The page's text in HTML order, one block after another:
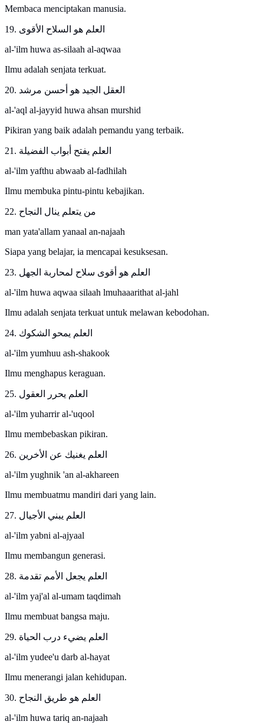
Membaca menciptakan manusia.
19. العلم هو السلاح الأقوى
al-'ilm huwa as-silaah al-aqwaa
Ilmu adalah senjata terkuat.
20. العقل الجيد هو أحسن مرشد
al-'aql al-jayyid huwa ahsan murshid
Pikiran yang baik adalah pemandu yang terbaik.
21. العلم يفتح أبواب الفضيلة
al-'ilm yafthu abwaab al-fadhilah
Ilmu membuka pintu-pintu kebajikan.
22. من يتعلم ينال النجاح
man yata'allam yanaal an-najaah
Siapa yang belajar, ia mencapai kesuksesan.
23. العلم هو أقوى سلاح لمحاربة الجهل
al-'ilm huwa aqwaa silaah lmuhaaarithat al-jahl
Ilmu adalah senjata terkuat untuk melawan kebodohan.
24. العلم يمحو الشكوك
al-'ilm yumhuu ash-shakook
Ilmu menghapus keraguan.
25. العلم يحرر العقول
al-'ilm yuharrir al-'uqool
Ilmu membebaskan pikiran.
26. العلم يغنيك عن الأخرين
al-'ilm yughnik 'an al-akhareen
Ilmu membuatmu mandiri dari yang lain.
27. العلم يبني الأجيال
al-'ilm yabni al-ajyaal
Ilmu membangun generasi.
28. العلم يجعل الأمم تقدمة
al-'ilm yaj'al al-umam taqdimah
Ilmu membuat bangsa maju.
29. العلم يضيء درب الحياة
al-'ilm yudee'u darb al-hayat
Ilmu menerangi jalan kehidupan.
30. العلم هو طريق النجاح
al-'ilm huwa tariq an-najaah